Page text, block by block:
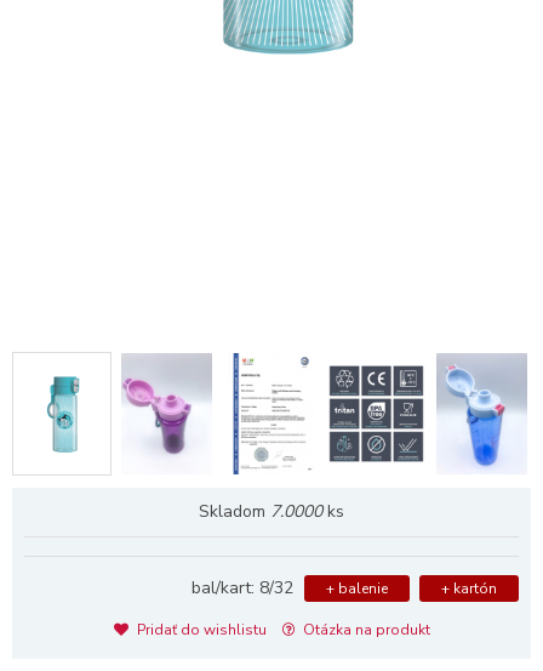
Skladom 7.0000ks
bal/kart: 8/32 + balenie + kartón
Pridať do wishlistu Otázka na produkt